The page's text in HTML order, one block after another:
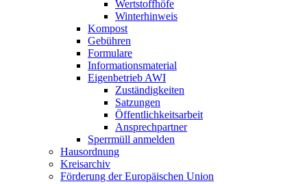
Wertstoffhöfe
Winterhinweis
Kompost
Gebühren
Formulare
Informationsmaterial
Eigenbetrieb AWI
Zuständigkeiten
Satzungen
Öffentlichkeitsarbeit
Ansprechpartner
Sperrmüll anmelden
Hausordnung
Kreisarchiv
Förderung der Europäischen Union